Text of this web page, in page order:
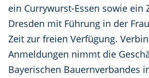
ein Currywurst-Essen sowie ein
Dresden mit Führung in der
Zeit zur freien Verfügung.
Anmeldungen nimmt die
Bayerischen Bauernverbandes